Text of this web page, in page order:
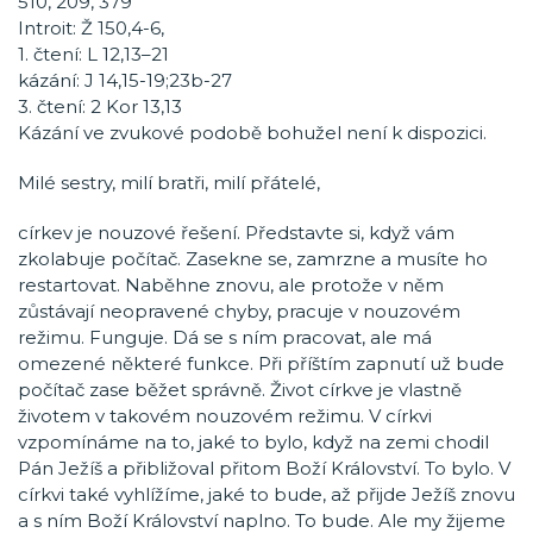
Introit: Ž 150,4-6,
1. čtení: L 12,13–21
kázání: J 14,15-19;23b-27
3. čtení: 2 Kor 13,13
Kázání ve zvukové podobě bohužel není k dispozici.
Milé sestry, milí bratři, milí přátelé,
církev je nouzové řešení. Představte si, když vám
zkolabuje počítač. Zasekne se, zamrzne a musíte ho
restartovat. Naběhne znovu, ale protože v něm
zůstávají neopravené chyby, pracuje v nouzovém
režimu. Funguje. Dá se s ním pracovat, ale má
omezené některé funkce. Při příštím zapnutí už bude
počítač zase běžet správně. Život církve je vlastně
životem v takovém nouzovém režimu. V církvi
vzpomínáme na to, jaké to bylo, když na zemi chodil
Pán Ježíš a přibližoval přitom Boží Království. To bylo. V
církvi také vyhlížíme, jaké to bude, až přijde Ježíš znovu
a s ním Boží Království naplno. To bude. Ale my žijeme